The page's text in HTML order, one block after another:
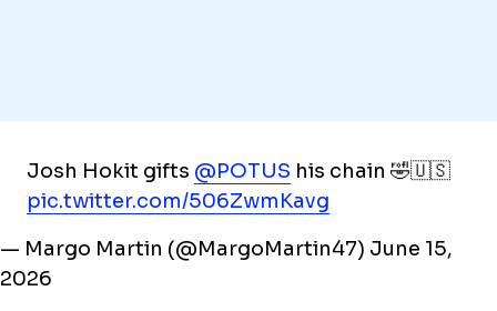
Josh Hokit gifts @POTUS his chain 🤣🇺🇸
pic.twitter.com/506ZwmKavg
— Margo Martin (@MargoMartin47) June 15,
2026